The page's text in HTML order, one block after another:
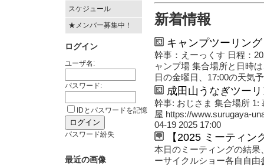
スケジュール
★メンバー募集中！
ログイン
ユーザ名:
パスワード:
IDとパスワードを記憶
パスワード紛失
最近の画像
新着情報
キャンプツーリング
幹事：えーっくす 日程：
ャンプ場 集合場所と日時
日の金曜日、17:00の天気
成田山うなぎツー
幹事: おじさま 集合場所 1:
屋 https://www.surugaya-
04-19 2025 17:00
【2025 ミーティン
本日のミーティングの結
ーサイクルショー各自自